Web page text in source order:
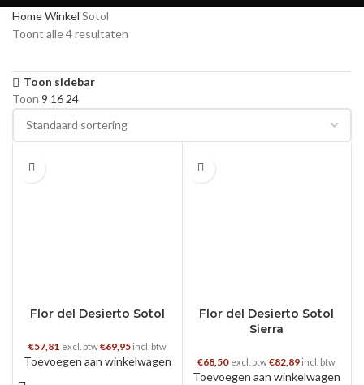
HomeWinkel Sotol
Toont alle 4 resultaten
Toon sidebar
Toon 9 16 24
0.7 L
Flor del Desierto Sotol
€57,81 excl. btw€69,95incl. btw
Toevoegen aan winkelwagen
0.7 L
Flor del Desierto Sotol
Sierra
€68,50 excl. btw€82,89 incl. btw
Toevoegen aan winkelwagen